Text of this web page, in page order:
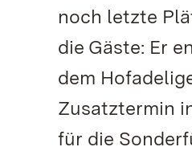
noch letzte
die Gäste: Er
dem
Zusatztermin
für die